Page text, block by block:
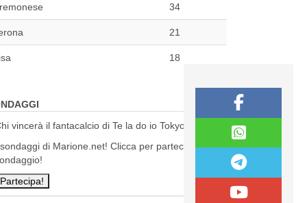
34
21
18
vincerà il fantacalcio di Te la do io Tokyo?
di Marione.net! Clicca per partecipare al